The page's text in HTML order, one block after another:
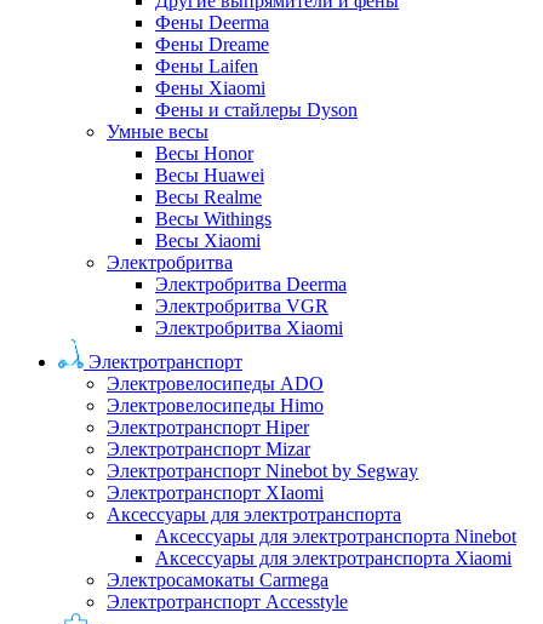
Фены Deerma
Фены Dreame
Фены Laifen
Фены Xiaomi
Фены и стайлеры Dyson
Умные весы
Весы Honor
Весы Huawei
Весы Realme
Весы Withings
Весы Xiaomi
Электробритва
Электробритва Deerma
Электробритва VGR
Электробритва Xiaomi
Электротранспорт
Электровелосипеды ADO
Электровелосипеды Himo
Электротранспорт Hiper
Электротранспорт Mizar
Электротранспорт Ninebot by Segway
Электротранспорт XIaomi
Аксессуары для электротранспорта
Аксессуары для электротранспорта Ninebot
Аксессуары для электротранспорта Xiaomi
Электросамокаты Carmega
Электротранспорт Accesstyle